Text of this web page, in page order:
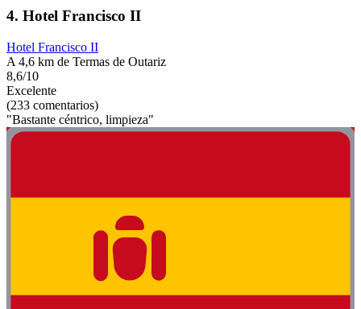
4. Hotel Francisco II
Hotel Francisco II
A 4,6 km de Termas de Outariz
8,6/10
Excelente
(233 comentarios)
"Bastante céntrico, limpieza"